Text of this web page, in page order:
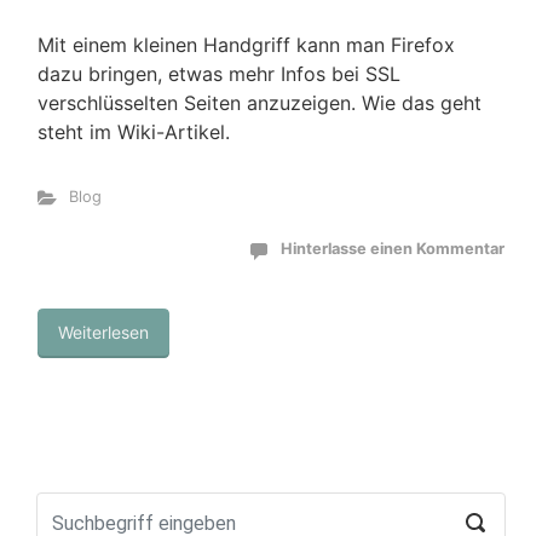
Mit einem kleinen Handgriff kann man Firefox
dazu bringen, etwas mehr Infos bei SSL
verschlüsselten Seiten anzuzeigen. Wie das geht
steht im Wiki-Artikel.
Blog
Hinterlasse einen Kommentar
Weiterlesen